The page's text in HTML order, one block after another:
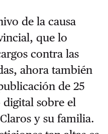
de la causa
que lo
contra las
ahora también
de 25
sobre el
y su familia.